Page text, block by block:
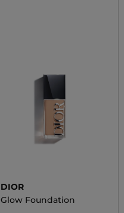
DIOR
Glow Foundation